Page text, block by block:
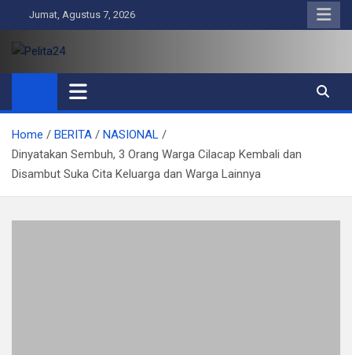
to
content
Jumat, Agustus 7, 2026
Pelita24
Aktual, Mendalam dan Terpercaya
Home BERITA
NASIONAL
Dinyatakan Sembuh, 3 Orang Warga Cilacap Kembali dan
Disambut Suka Cita Keluarga dan Warga Lainnya